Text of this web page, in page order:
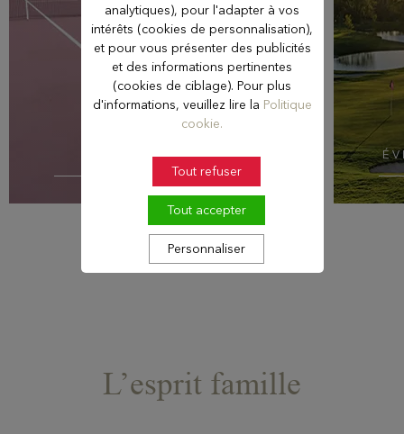
TENNIS & PADEL
L’esprit famille
analytiques), pour l'adapter à vos
intérêts (cookies de personnalisation),
et pour vous présenter des publicités
et des informations pertinentes
(cookies de ciblage). Pour plus
d'informations, veuillez lire la Politique
cookie.
Tout refuser
Tout accepter
Personnaliser